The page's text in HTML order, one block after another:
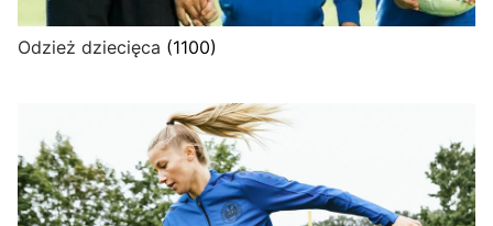
Odzież dziecięca (1100)